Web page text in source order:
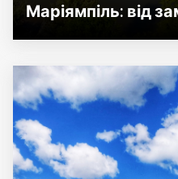
Маріямпіль: від